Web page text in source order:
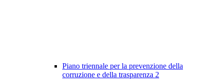
Piano triennale per la prevenzione della
corruzione e della trasparenza 2